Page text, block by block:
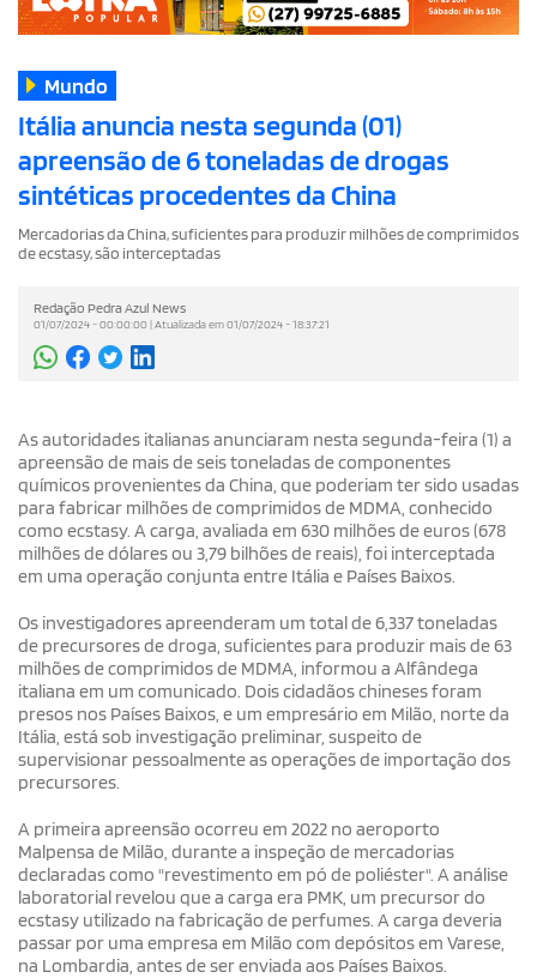
Mundo
Itália anuncia nesta segunda (01)
apreensão de 6 toneladas de drogas
sintéticas procedentes da China
Mercadorias da China, suficientes para produzir milhões de comprimidos
de ecstasy, são interceptadas
Redação Pedra Azul News
01/07/2024 - 00:00:00 | Atualizada em 01/07/2024 - 18:37:21
As autoridades italianas anunciaram nesta segunda-feira (1) a
apreensão de mais de seis toneladas de componentes
químicos provenientes da China, que poderiam ter sido usadas
para fabricar milhões de comprimidos de MDMA, conhecido
como ecstasy. A carga, avaliada em 630 milhões de euros (678
milhões de dólares ou 3,79 bilhões de reais), foi interceptada
em uma operação conjunta entre Itália e Países Baixos.
Os investigadores apreenderam um total de 6,337 toneladas
de precursores de droga, suficientes para produzir mais de 63
milhões de comprimidos de MDMA, informou a Alfândega
italiana em um comunicado. Dois cidadãos chineses foram
presos nos Países Baixos, e um empresário em Milão, norte da
Itália, está sob investigação preliminar, suspeito de
supervisionar pessoalmente as operações de importação dos
precursores.
A primeira apreensão ocorreu em 2022 no aeroporto
Malpensa de Milão, durante a inspeção de mercadorias
declaradas como "revestimento em pó de poliéster". A análise
laboratorial revelou que a carga era PMK, um precursor do
ecstasy utilizado na fabricação de perfumes. A carga deveria
passar por uma empresa em Milão com depósitos em Varese,
na Lombardia, antes de ser enviada aos Países Baixos.